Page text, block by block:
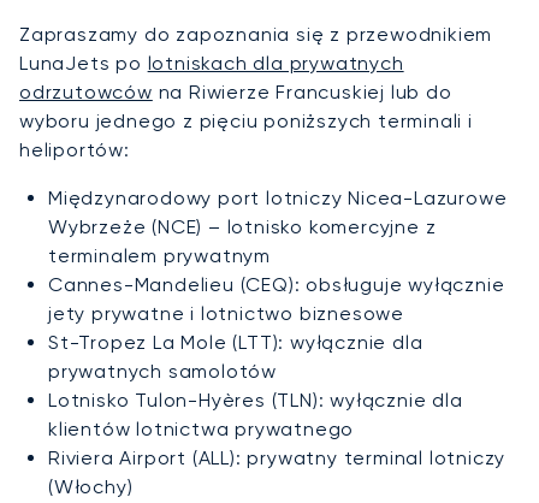
Zapraszamy do zapoznania się z przewodnikiem
LunaJets po lotniskach dla prywatnych
odrzutowców na Riwierze Francuskiej lub do
wyboru jednego z pięciu poniższych terminali i
heliportów:
Międzynarodowy port lotniczy Nicea-Lazurowe
Wybrzeże (NCE) – lotnisko komercyjne z
terminalem prywatnym
Cannes-Mandelieu (CEQ): obsługuje wyłącznie
jety prywatne i lotnictwo biznesowe
St-Tropez La Mole (LTT): wyłącznie dla
prywatnych samolotów
Lotnisko Tulon-Hyères (TLN): wyłącznie dla
klientów lotnictwa prywatnego
Riviera Airport (ALL): prywatny terminal lotniczy
(Włochy)